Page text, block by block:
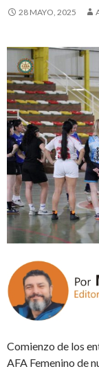
28 MAYO, 2025
Comienzo de los
AFA Femenino de